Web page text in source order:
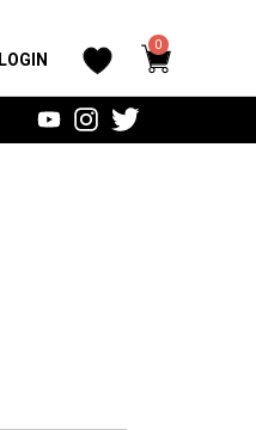
LOGIN
0